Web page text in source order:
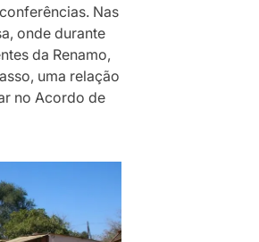
Nas
onde durante
da Renamo,
uma relação
no Acordo de